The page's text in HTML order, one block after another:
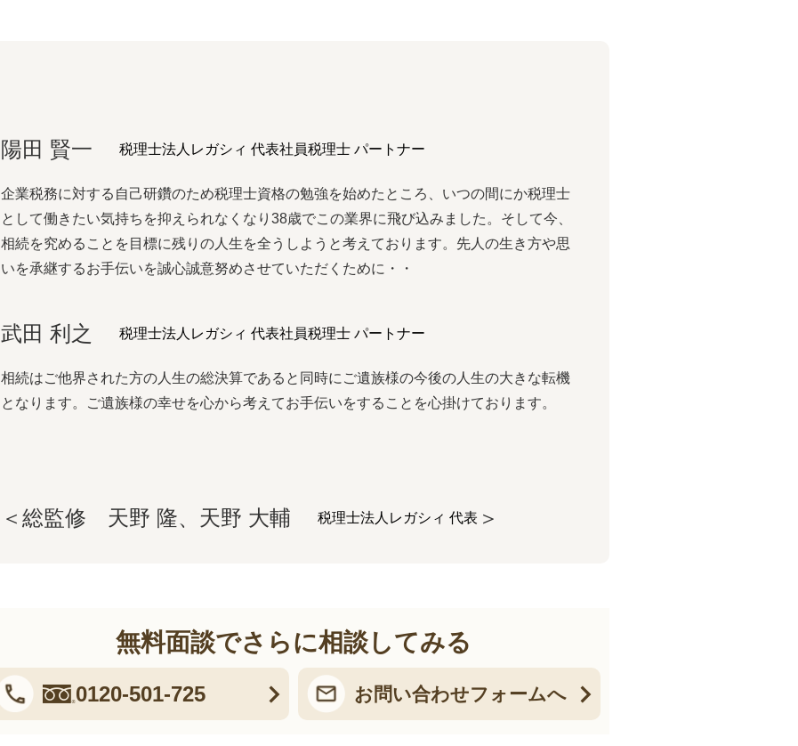
陽⽥ 賢⼀ 税理士法人レガシィ 代表社員税理士 パートナー
企業税務に対する⾃⼰研鑽のため税理⼠資格の勉強を始めたところ、いつの間にか税理⼠
として働きたい気持ちを抑えられなくなり38歳でこの業界に⾶び込みました。そして今、
相続を究めることを⽬標に残りの⼈⽣を全うしようと考えております。先⼈の⽣き⽅や思
いを承継するお⼿伝いを誠⼼誠意努めさせていただくために・・
武田 利之 税理士法人レガシィ 代表社員税理士 パートナー
相続はご他界された方の人生の総決算であると同時にご遺族様の今後の人生の大きな転機
となります。ご遺族様の幸せを心から考えてお手伝いをすることを心掛けております。
＜総監修 天野 隆、天野 大輔 税理士法人レガシィ 代表 ＞
無料面談でさらに相談してみる
0120-501-725 お問い合わせフォームへ